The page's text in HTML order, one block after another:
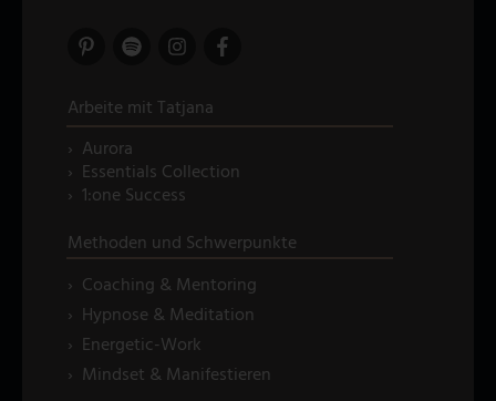
Arbeite mit Tatjana
› Aurora
› Essentials Collection
› 1:one Success
Methoden und Schwerpunkte
› Coaching & Mentoring
› Hypnose & Meditation
› Energetic-Work
› Mindset & Manifestieren